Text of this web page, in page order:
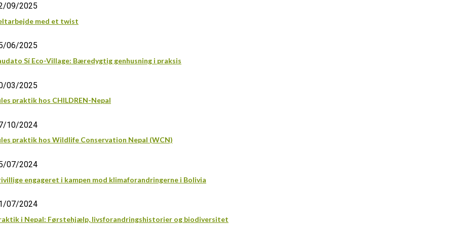
09/2025
med et twist
06/2025
Sí Eco-Village: Bæredygtig genhusning i praksis
03/2025
praktik hos CHILDREN-Nepal
10/2024
praktik hos Wildlife Conservation Nepal (WCN)
07/2024
engageret i kampen mod klimaforandringerne i Bolivia
07/2024
i Nepal: Førstehjælp, livsforandringshistorier og biodiversitet